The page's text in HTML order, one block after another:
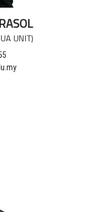
UNIT)